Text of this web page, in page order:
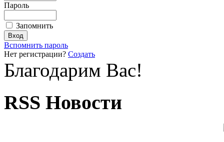
Пароль
Запомнить
Вспомнить пароль
Нет регистрации? Создать
Благодарим Вас!
RSS Новости